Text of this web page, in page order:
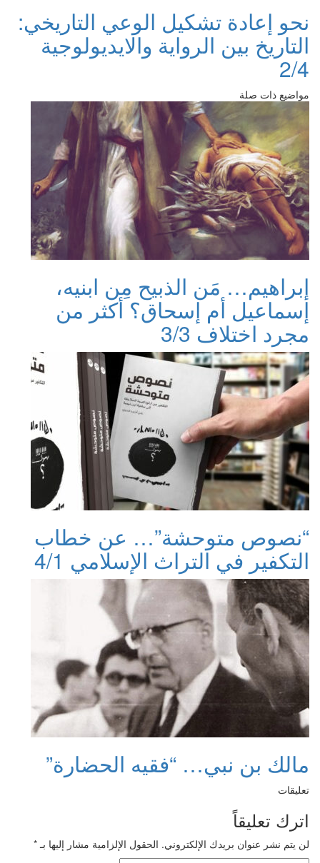
نحو إعادة تشكيل الوعي التاريخي:
التاريخ بين الرواية والايديولوجية
2/4
مواضيع ذات صلة
إبراهيم… مَن الذبيح مِن ابنيه،
إسماعيل أم إسحاق؟ أكثر من
مجرد اختلاف 3/3
“نصوص متوحشة”… عن خطاب
التكفير في التراث الإسلامي 4/1
مالك بن نبي… “فقيه الحضارة”
تعليقات
اترك تعليقاً
لن يتم نشر عنوان بريدك الإلكتروني. الحقول الإلزامية مشار إليها بـ*